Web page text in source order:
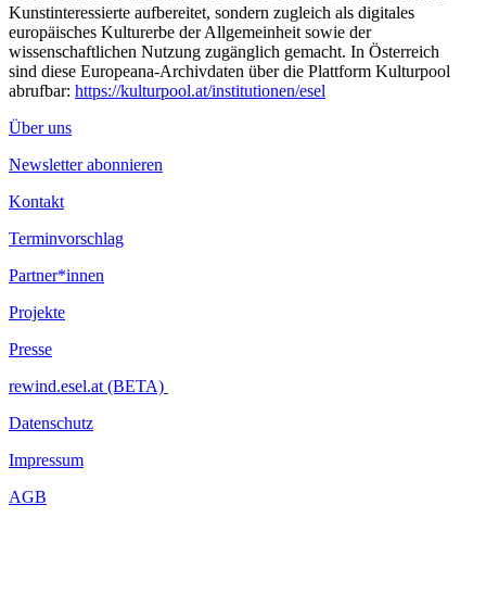
Kunstinteressierte aufbereitet, sondern zugleich als digitales
europäisches Kulturerbe der Allgemeinheit sowie der
wissenschaftlichen Nutzung zugänglich gemacht. In Österreich
sind diese Europeana-Archivdaten über die Plattform Kulturpool
abrufbar: https://kulturpool.at/institutionen/esel
Über uns
Newsletter abonnieren
Kontakt
Terminvorschlag
Partner*innen
Projekte
Presse
rewind.esel.at (BETA)
Datenschutz
Impressum
AGB